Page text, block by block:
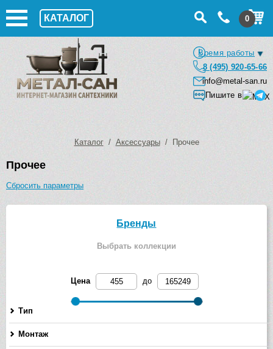
КАТАЛОГ 0
Время работы
8 (495) 920-65-66
info@metal-san.ru
Пишите в
Каталог/ Аксессуары/ Прочее
Прочее
Сбросить параметры
Бренды
Выбрать коллекции
Цена до
Тип
Монтаж